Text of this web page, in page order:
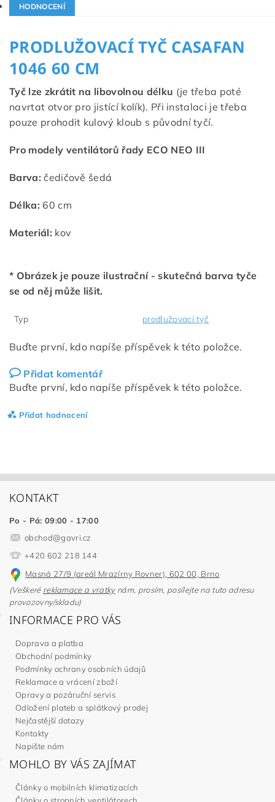
HODNOCENÍ
PRODLUŽOVACÍ TYČ CASAFAN
1046 60 CM
Tyč lze zkrátit na libovolnou délku (je třeba poté
navrtat otvor pro jistící kolík). Při instalaci je třeba
pouze prohodit kulový kloub s původní tyčí.
Pro modely ventilátorů řady ECO NEO III
Barva: čedičově šedá
Délka: 60 cm
Materiál: kov
* Obrázek je pouze ilustrační - skutečná barva tyče
se od něj může lišit.
Typ prodlužovací tyč
Buďte první, kdo napíše příspěvek k této položce.
Přidat komentář
Buďte první, kdo napíše příspěvek k této položce.
Přidat hodnocení
KONTAKT
Po - Pá: 09:00 - 17:00
obchod@gavri.cz
+420 602 218 144
Masná 27/9 (areál Mrazírny Rovner), 602 00, Brno
(Veškeré reklamace a vratkynám, prosím, posílejte na tuto adresu
provozovny/skladu)
INFORMACE PRO VÁS
Doprava a platba
Obchodní podmínky
Podmínky ochrany osobních údajů
Reklamace a vrácení zboží
Opravy a pozáruční servis
Odložení plateb a splátkový prodej
Nejčastější dotazy
Kontakty
Napište nám
MOHLO BY VÁS ZAJÍMAT
Články o mobilních klimatizacích